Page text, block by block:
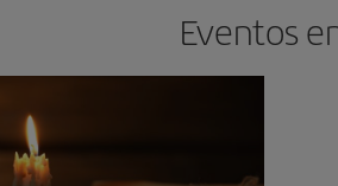
Eventos